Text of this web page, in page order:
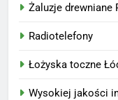
Żaluzje drewniane
Radiotelefony
Łożyska toczne
Wysokiej jakości